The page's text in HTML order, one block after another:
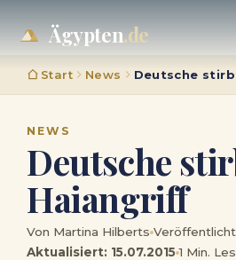
Ägypten.de
Start News Deutsche
NEWS
Deutsche
Haiangriff
Von Martina Hilberts
Aktualisiert: 15.07.2015 1 Min.